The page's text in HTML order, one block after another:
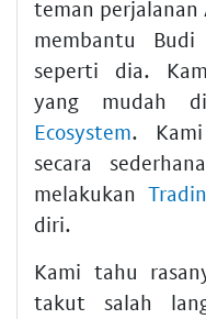
teman
membantu
seperti dia.
yang mudah
Ecosystem.
secara
melakukan
diri.
Kami tahu
takut salah